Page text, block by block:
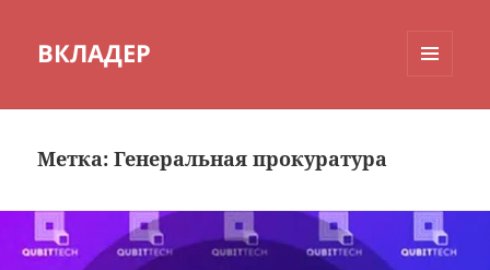
ВКЛАДЕР
Метка:Генеральная прокуратура